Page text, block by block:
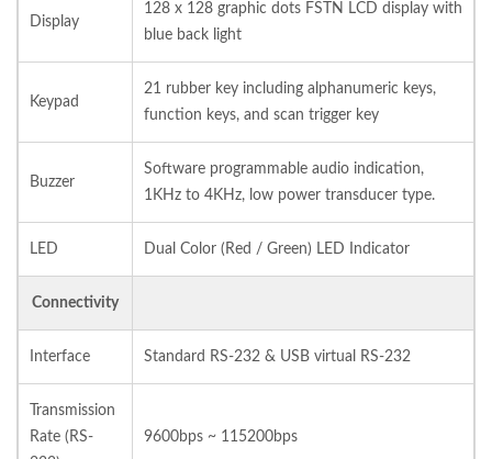
Display
128 x 128 graphic dots FSTN LCD display with
blue back light
Keypad
21 rubber key including alphanumeric keys,
function keys, and scan trigger key
Buzzer
Software programmable audio indication,
1KHz to 4KHz, low power transducer type.
LED Dual Color (Red / Green) LED Indicator
Connectivity
Interface Standard RS-232 & USB virtual RS-232
Transmission
Rate (RS-
9600bps ~ 115200bps